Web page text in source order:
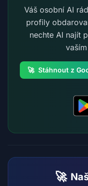
Váš osobní AI
profily
nechte AI najít
🚀 Stáhnout z
🚀